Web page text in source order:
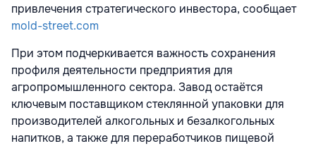
привлечения стратегического инвестора, сообщает
mold-street.com
При этом подчеркивается важность сохранения
профиля деятельности предприятия для
агропромышленного сектора. Завод остаётся
ключевым поставщиком стеклянной упаковки для
производителей алкогольных и безалкогольных
напитков, а также для переработчиков пищевой